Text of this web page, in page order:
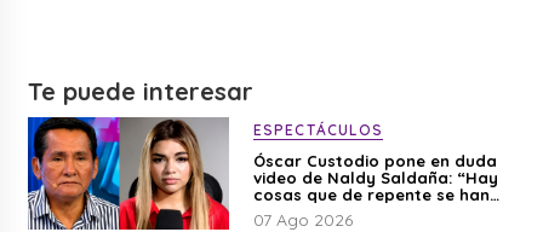
Te puede interesar
ESPECTÁCULOS
Óscar Custodio pone en duda
video de Naldy Saldaña: “Hay
cosas que de repente se han
editado”
07 Ago 2026